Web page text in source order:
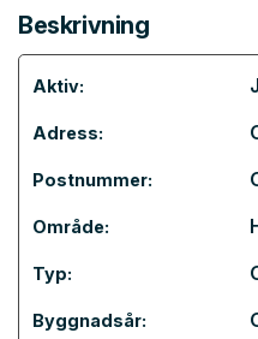
Beskrivning
Aktiv:
Adress:
Postnummer:
Område:
Typ:
Byggnadsår: